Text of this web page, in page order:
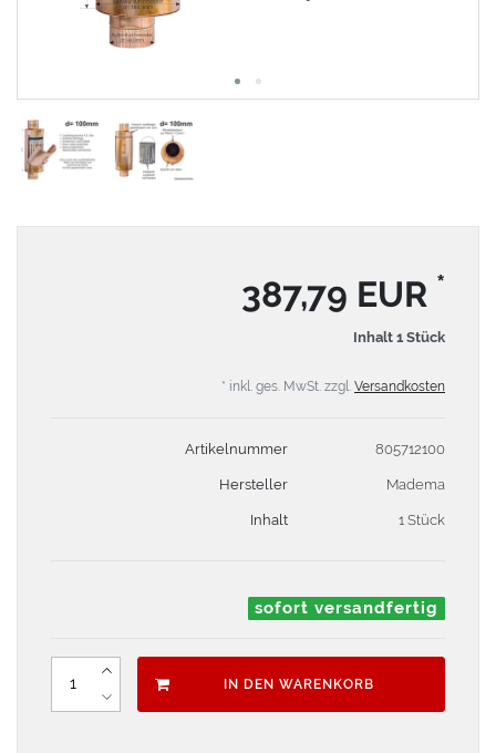
387,79 EUR *
Inhalt 1 Stück
* inkl. ges. MwSt. zzgl. Versandkosten
Artikelnummer 805712100
Hersteller Madema
Inhalt 1 Stück
sofort versandfertig
IN DEN WARENKORB